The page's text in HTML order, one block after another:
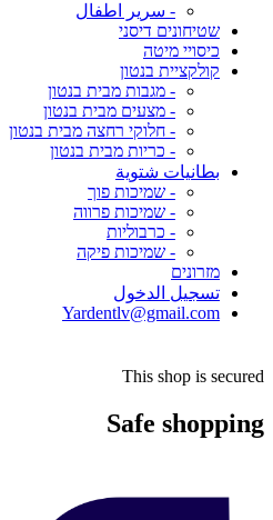
- سرير اطفال
שטיחונים דיסני
כיסויי מיטה
קולקציית בנטון
- מגבות מבית בנטון
- מצעים מבית בנטון
- חלוקי רחצה מבית בנטון
- כריות מבית בנטון
بطانيات شتوية
- שמיכות פוך
- שמיכות פרווה
- כרבוליות
- שמיכות פיקה
מזרונים
تسجيل الدخول
Yardentlv@gmail.com
This shop is secured
Safe shopping